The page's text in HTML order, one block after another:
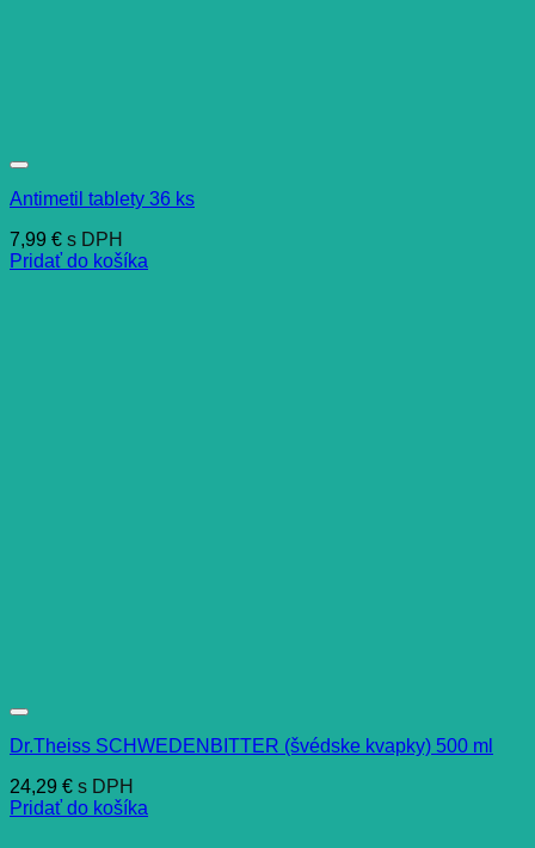
Antimetil tablety 36 ks
7,99 € s DPH
Pridať do košíka
Dr.Theiss SCHWEDENBITTER (švédske kvapky) 500 ml
24,29 € s DPH
Pridať do košíka